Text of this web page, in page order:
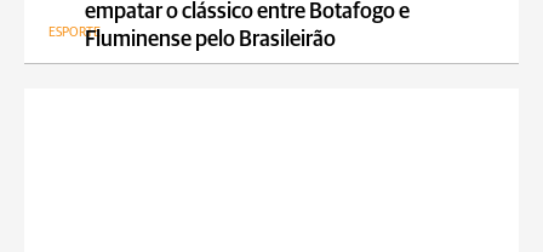
empatar o clássico entre Botafogo e
Fluminense pelo Brasileirão
ESPORTE